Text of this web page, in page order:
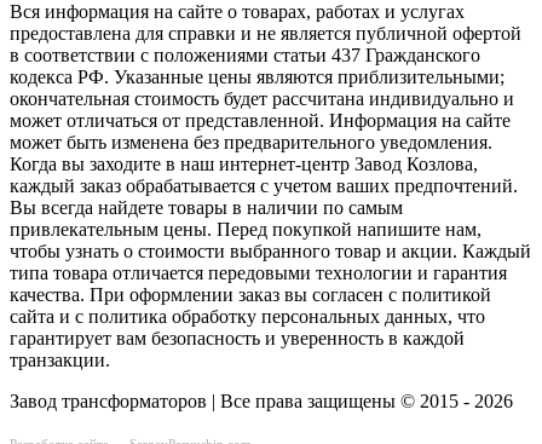
Вся информация на сайте о товарах, работах и услугах
предоставлена для справки и не является публичной офертой
в соответствии с положениями статьи 437 Гражданского
кодекса РФ. Указанные цены являются приблизительными;
окончательная стоимость будет рассчитана индивидуально и
может отличаться от представленной. Информация на сайте
может быть изменена без предварительного уведомления.
Когда вы заходите в наш интернет-центр Завод Козлова,
каждый заказ обрабатывается с учетом ваших предпочтений.
Вы всегда найдете товары в наличии по самым
привлекательным цены. Перед покупкой напишите нам,
чтобы узнать о стоимости выбранного товар и акции. Каждый
типа товара отличается передовыми технологии и гарантия
качества. При оформлении заказ вы согласен с политикой
сайта и с политика обработку персональных данных, что
гарантирует вам безопасность и уверенность в каждой
транзакции.
Завод трансформаторов | Все права защищены © 2015 - 2026